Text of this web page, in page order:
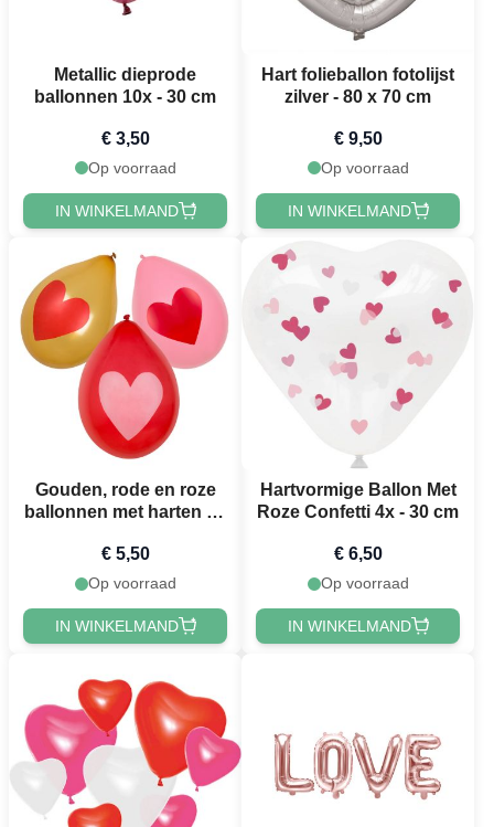
Metallic dieprode
ballonnen 10x - 30 cm
€ 3,50
Op voorraad
IN WINKELMAND
Hart folieballon fotolijst
zilver - 80 x 70 cm
€ 9,50
Op voorraad
IN WINKELMAND
Gouden, rode en roze
ballonnen met harten 6x
€ 5,50
Op voorraad
IN WINKELMAND
Hartvormige Ballon Met
Roze Confetti 4x - 30 cm
€ 6,50
Op voorraad
IN WINKELMAND